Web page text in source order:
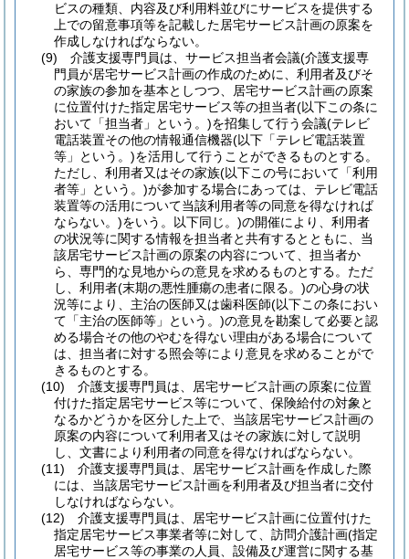
ビスの種類、内容及び利用料並びにサービスを提供する
上での留意事項等を記載した居宅サービス計画の原案を
作成しなければならない。
(9)
介護支援専門員は、サービス担当者会議(介護支援専
門員が居宅サービス計画の作成のために、利用者及びそ
の家族の参加を基本としつつ、居宅サービス計画の原案
に位置付けた指定居宅サービス等の担当者(以下この条に
おいて「担当者」という。)を招集して行う会議(テレビ
電話装置その他の情報通信機器(以下「テレビ電話装置
等」という。)を活用して行うことができるものとする。
ただし、利用者又はその家族(以下この号において「利用
者等」という。)が参加する場合にあっては、テレビ電話
装置等の活用について当該利用者等の同意を得なければ
ならない。)をいう。以下同じ。)の開催により、利用者
の状況等に関する情報を担当者と共有するとともに、当
該居宅サービス計画の原案の内容について、担当者か
ら、専門的な見地からの意見を求めるものとする。 ただ
し、利用者(末期の悪性腫瘍の患者に限る。)の心身の状
況等により、主治の医師又は歯科医師(以下この条におい
て「主治の医師等」という。)の意見を勘案して必要と認
める場合その他のやむを得ない理由がある場合について
は、担当者に対する照会等により意見を求めることがで
きるものとする。
(10)
介護支援専門員は、居宅サービス計画の原案に位置
付けた指定居宅サービス等について、保険給付の対象と
なるかどうかを区分した上で、当該居宅サービス計画の
原案の内容について利用者又はその家族に対して説明
し、文書により利用者の同意を得なければならない。
(11)
介護支援専門員は、居宅サービス計画を作成した際
には、当該居宅サービス計画を利用者及び担当者に交付
しなければならない。
(12)
介護支援専門員は、居宅サービス計画に位置付けた
指定居宅サービス事業者等に対して、訪問介護計画(指定
居宅サービス等の事業の人員、設備及び運営に関する基